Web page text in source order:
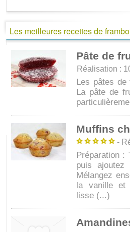
Les meilleures recettes de
Pâte de
Réalisation :
Les pâtes de
La pâte de
Muffins
-
Préparation :
puis ajoutez
Mélangez
la vanille et
lisse (...)